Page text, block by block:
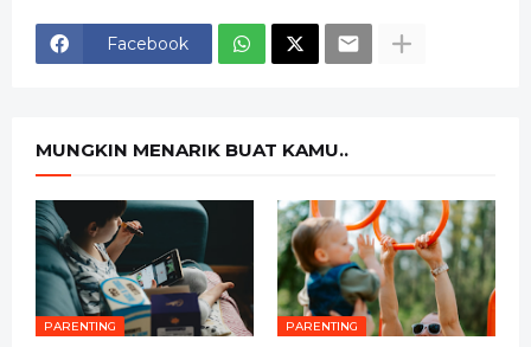
Facebook
MUNGKIN MENARIK BUAT KAMU..
PARENTING PARENTING